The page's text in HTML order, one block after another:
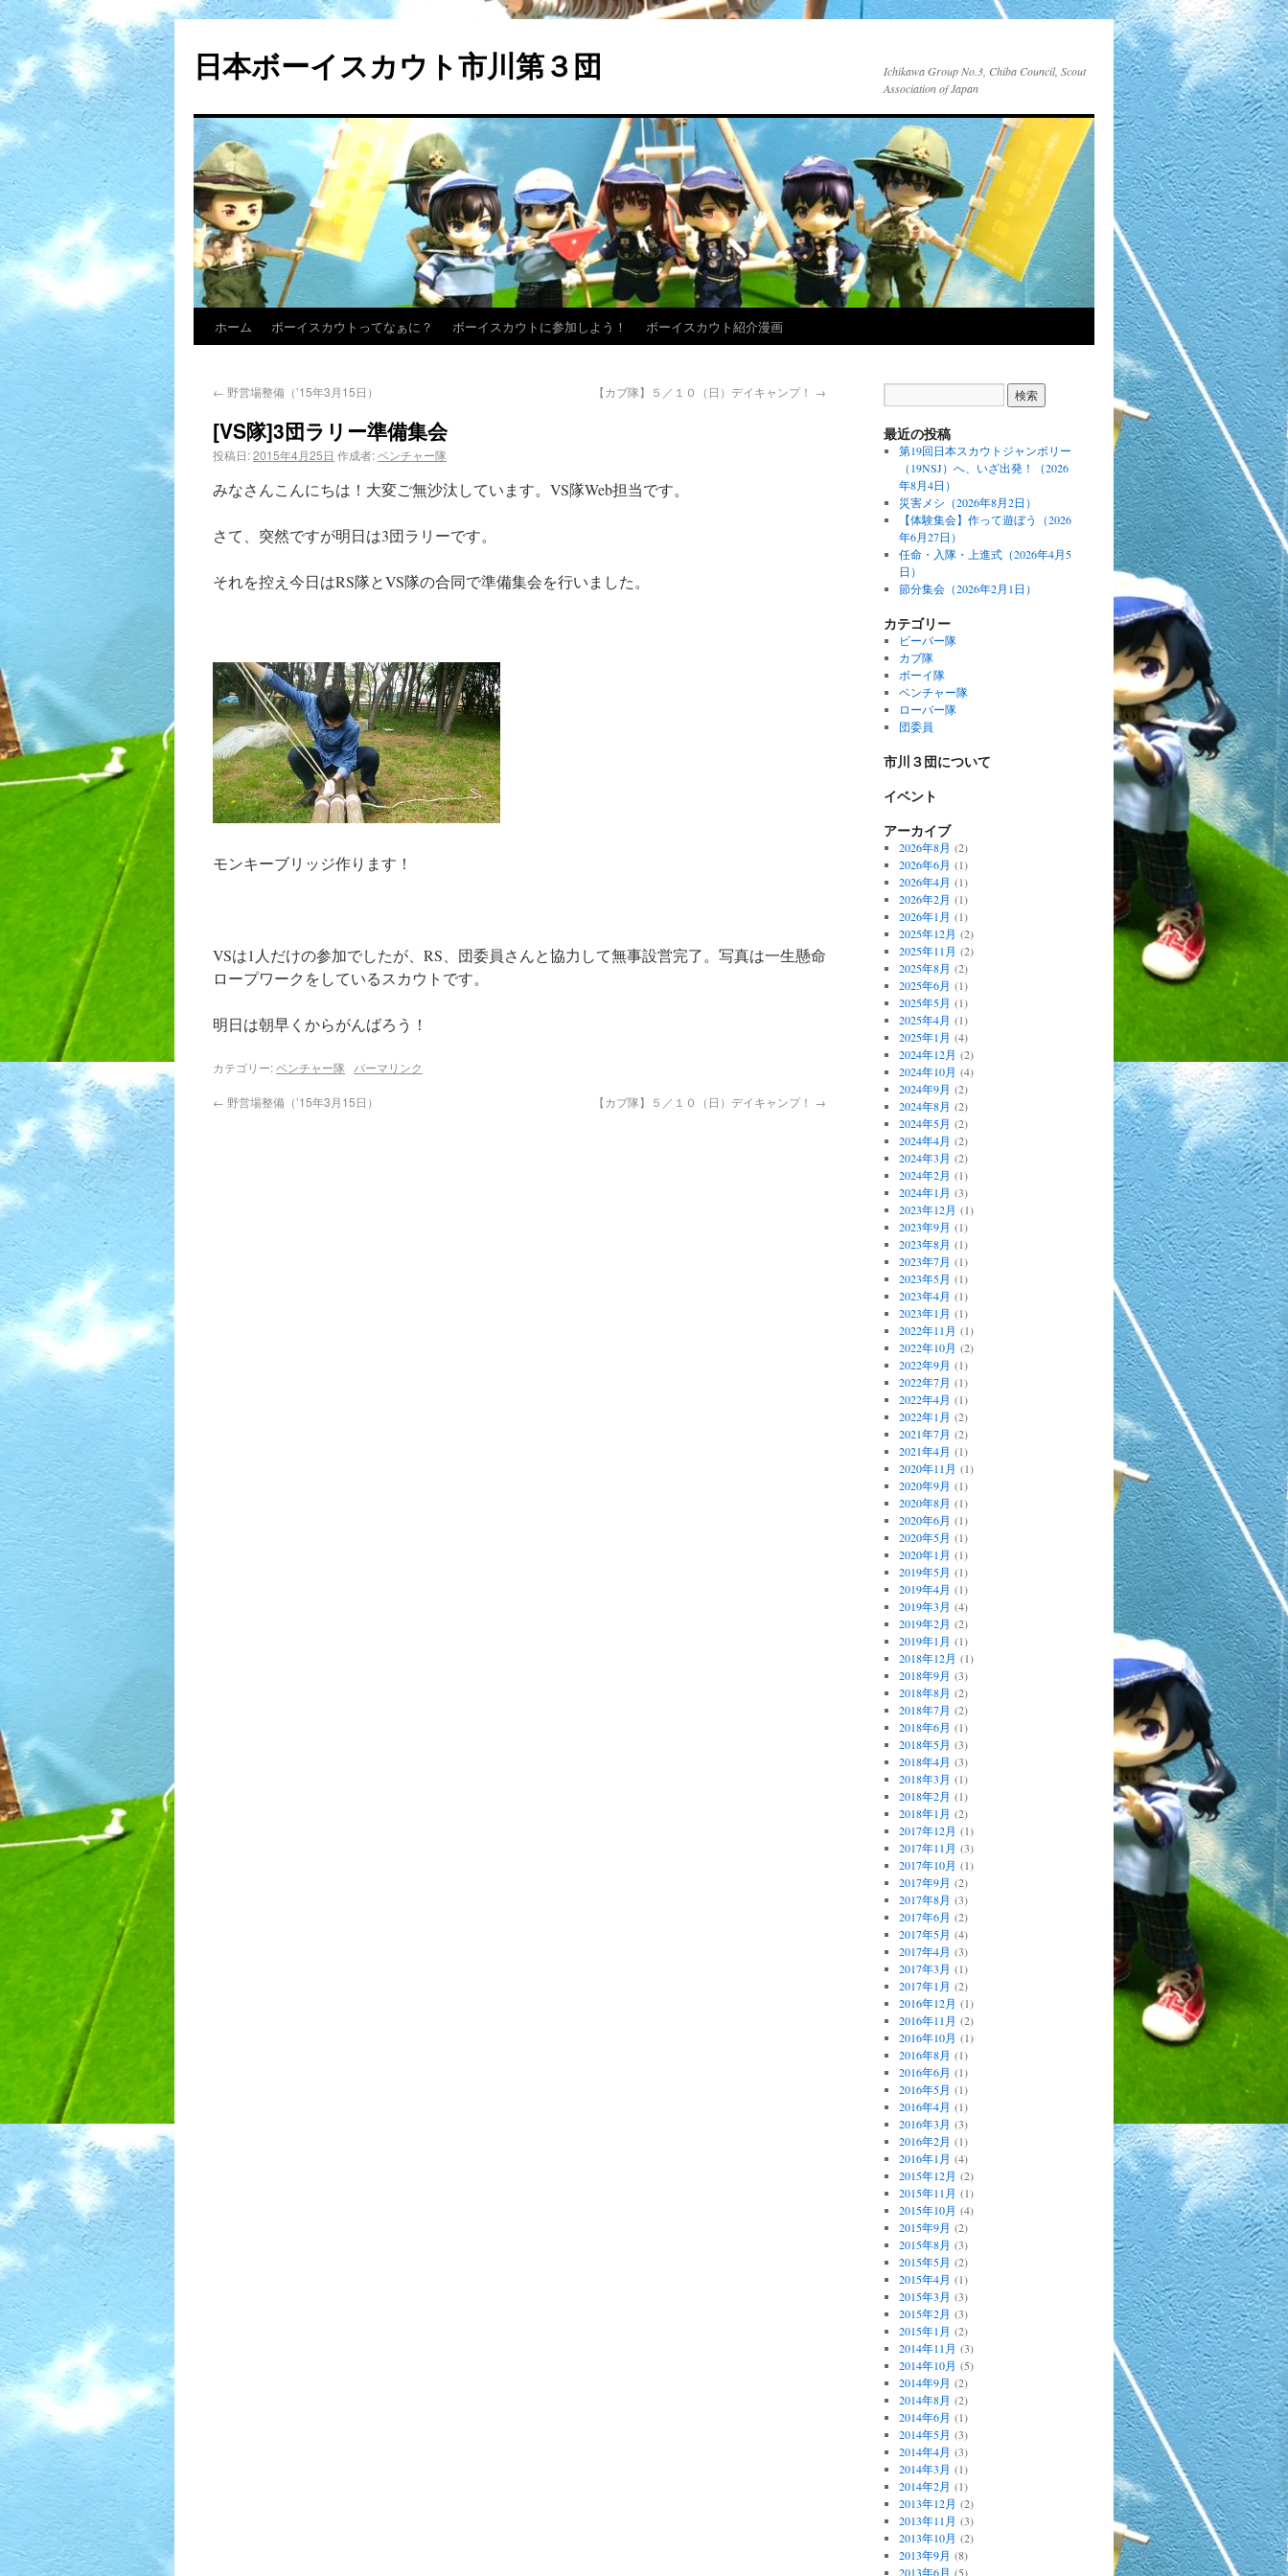
日本ボーイスカウト市川第３団
Ichikawa Group No.3, Chiba Council, Scout
Association of Japan
ホーム ボーイスカウトってなぁに？ ボーイスカウトに参加しよう！ ボーイスカウト紹介漫画
← 野営場整備（’15年3月15日） 【カブ隊】５／１０（日）デイキャンプ！ →
[VS隊]3団ラリー準備集会
投稿日:2015年4月25日 作成者:ベンチャー隊
みなさんこんにちは！大変ご無沙汰しています。VS隊Web担当です。
さて、突然ですが明日は3団ラリーです。
それを控え今日はRS隊とVS隊の合同で準備集会を行いました。
モンキーブリッジ作ります！
VSは1人だけの参加でしたが、RS、団委員さんと協力して無事設営完了。写真は一生懸命
ロープワークをしているスカウトです。
明日は朝早くからがんばろう！
カテゴリー:ベンチャー隊 パーマリンク
← 野営場整備（’15年3月15日） 【カブ隊】５／１０（日）デイキャンプ！ →
最近の投稿
第19回日本スカウトジャンボリー
（19NSJ）へ、いざ出発！（2026
年8月4日）
災害メシ（2026年8月2日）
【体験集会】作って遊ぼう（2026
年6月27日）
任命・入隊・上進式（2026年4月5
日）
節分集会（2026年2月1日）
カテゴリー
ビーバー隊
カブ隊
ボーイ隊
ベンチャー隊
ローバー隊
団委員
市川３団について
イベント
アーカイブ
2026年8月 (2)
2026年6月 (1)
2026年4月 (1)
2026年2月 (1)
2026年1月 (1)
2025年12月 (2)
2025年11月 (2)
2025年8月 (2)
2025年6月 (1)
2025年5月 (1)
2025年4月 (1)
2025年1月 (4)
2024年12月 (2)
2024年10月 (4)
2024年9月 (2)
2024年8月 (2)
2024年5月 (2)
2024年4月 (2)
2024年3月 (2)
2024年2月 (1)
2024年1月 (3)
2023年12月 (1)
2023年9月 (1)
2023年8月 (1)
2023年7月 (1)
2023年5月 (1)
2023年4月 (1)
2023年1月 (1)
2022年11月 (1)
2022年10月 (2)
2022年9月 (1)
2022年7月 (1)
2022年4月 (1)
2022年1月 (2)
2021年7月 (2)
2021年4月 (1)
2020年11月 (1)
2020年9月 (1)
2020年8月 (1)
2020年6月 (1)
2020年5月 (1)
2020年1月 (1)
2019年5月 (1)
2019年4月 (1)
2019年3月 (4)
2019年2月 (2)
2019年1月 (1)
2018年12月 (1)
2018年9月 (3)
2018年8月 (2)
2018年7月 (2)
2018年6月 (1)
2018年5月 (3)
2018年4月 (3)
2018年3月 (1)
2018年2月 (1)
2018年1月 (2)
2017年12月 (1)
2017年11月 (3)
2017年10月 (1)
2017年9月 (2)
2017年8月 (3)
2017年6月 (2)
2017年5月 (4)
2017年4月 (3)
2017年3月 (1)
2017年1月 (2)
2016年12月 (1)
2016年11月 (2)
2016年10月 (1)
2016年8月 (1)
2016年6月 (1)
2016年5月 (1)
2016年4月 (1)
2016年3月 (3)
2016年2月 (1)
2016年1月 (4)
2015年12月 (2)
2015年11月 (1)
2015年10月 (4)
2015年9月 (2)
2015年8月 (3)
2015年5月 (2)
2015年4月 (1)
2015年3月 (3)
2015年2月 (3)
2015年1月 (2)
2014年11月 (3)
2014年10月 (5)
2014年9月 (2)
2014年8月 (2)
2014年6月 (1)
2014年5月 (3)
2014年4月 (3)
2014年3月 (1)
2014年2月 (1)
2013年12月 (2)
2013年11月 (3)
2013年10月 (2)
2013年9月 (8)
2013年6月 (5)